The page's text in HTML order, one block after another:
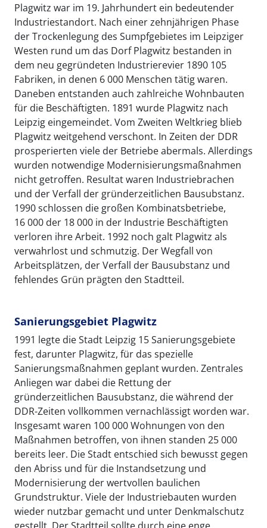
Plagwitz war im 19. Jahrhundert ein bedeutender
Industriestandort. Nach einer zehnjährigen Phase
der Trockenlegung des Sumpfgebietes im Leipziger
Westen rund um das Dorf Plagwitz bestanden in
dem neu gegründeten Industrierevier 1890 105
Fabriken, in denen 6 000 Menschen tätig waren.
Daneben entstanden auch zahlreiche Wohnbauten
für die Beschäftigten. 1891 wurde Plagwitz nach
Leipzig eingemeindet. Vom Zweiten Weltkrieg blieb
Plagwitz weitgehend verschont. In Zeiten der DDR
prosperierten viele der Betriebe abermals. Allerdings
wurden notwendige Modernisierungsmaßnahmen
nicht getroffen. Resultat waren Industriebrachen
und der Verfall der gründerzeitlichen Bausubstanz.
1990 schlossen die großen Kombinatsbetriebe,
16 000 der 18 000 in der Industrie Beschäftigten
verloren ihre Arbeit. 1992 noch galt Plagwitz als
verwahrlost und schmutzig. Der Wegfall von
Arbeitsplätzen, der Verfall der Bausubstanz und
fehlendes Grün prägten den Stadtteil.
Sanierungsgebiet Plagwitz
1991 legte die Stadt Leipzig 15 Sanierungsgebiete
fest, darunter Plagwitz, für das spezielle
Sanierungsmaßnahmen geplant wurden. Zentrales
Anliegen war dabei die Rettung der
gründerzeitlichen Bausubstanz, die während der
DDR-Zeiten vollkommen vernachlässigt worden war.
Insgesamt waren 100 000 Wohnungen von den
Maßnahmen betroffen, von ihnen standen 25 000
bereits leer. Die Stadt entschied sich bewusst gegen
den Abriss und für die Instandsetzung und
Modernisierung der wertvollen baulichen
Grundstruktur. Viele der Industriebauten wurden
wieder nutzbar gemacht und unter Denkmalschutz